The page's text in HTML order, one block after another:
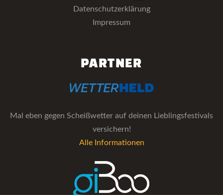
Datenschutzerklärung
Impressum
PARTNER
Mal eben gegen Scheißwetter auf deinen Lieblingsfestivals
versichern!
Alle Informationen